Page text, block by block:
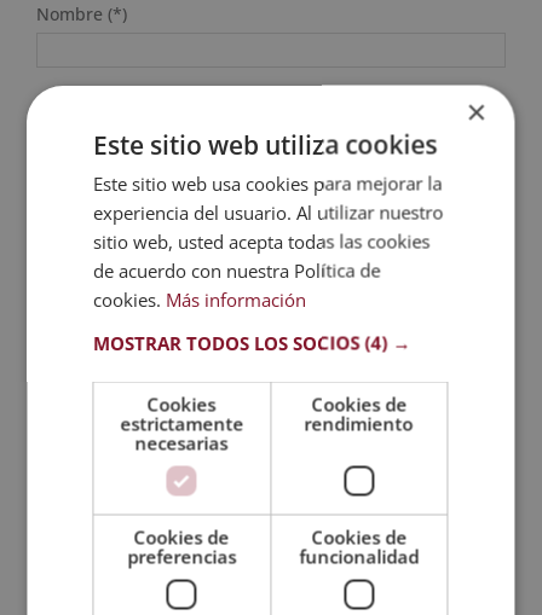
Nombre (*)
Apellidos (*)
Prefijo teléfono país(*)
Teléfono (*)
Tu correo electrónico (*)
Indícanos en qué curso estás interesado (*)
Mensaje
×
Este sitio web utiliza cookies
Este sitio web usa cookies para mejorar la
experiencia del usuario. Al utilizar nuestro
sitio web, usted acepta todas las cookies
de acuerdo con nuestra Política de
cookies. Más información
MOSTRAR TODOS LOS SOCIOS(4) →
Cookies
estrictamente
necesarias
Cookies de
rendimiento
Cookies de
preferencias
Cookies de
funcionalidad